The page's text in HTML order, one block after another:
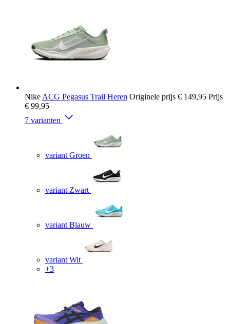
Nike ACG Pegasus Trail Heren Originele prijs € 149,95 Prijs
€ 99,95
7 varianten
variant Groen
variant Zwart
variant Blauw
variant Wit
+3